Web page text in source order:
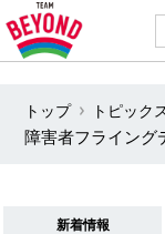
トップ トピック
障害者フライング
新着情報